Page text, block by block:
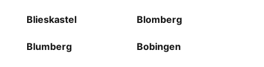
Blieskastel Blomberg
Blumberg Bobingen